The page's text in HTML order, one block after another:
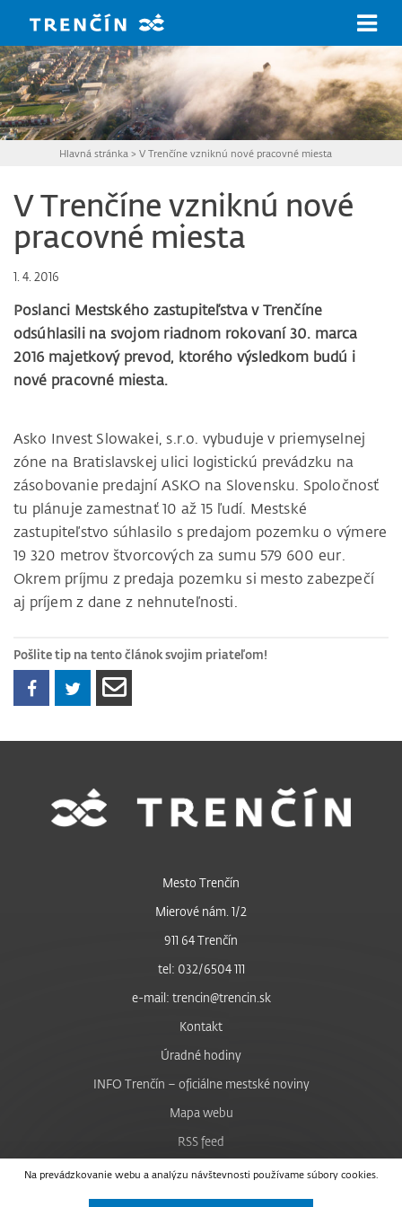
Hlavná stránka >V Trenčíne vzniknú nové pracovné miesta
V Trenčíne vzniknú nové
pracovné miesta
1. 4. 2016
Poslanci Mestského zastupiteľstva v Trenčíne
odsúhlasili na svojom riadnom rokovaní 30. marca
2016 majetkový prevod, ktorého výsledkom budú i
nové pracovné miesta.
Asko Invest Slowakei, s.r.o. vybuduje v priemyselnej
zóne na Bratislavskej ulici logistickú prevádzku na
zásobovanie predajní ASKO na Slovensku. Spoločnosť
tu plánuje zamestnať 10 až 15 ľudí. Mestské
zastupiteľstvo súhlasilo s predajom pozemku o výmere
19 320 metrov štvorcových za sumu 579 600 eur.
Okrem príjmu z predaja pozemku si mesto zabezpečí
aj príjem z dane z nehnuteľnosti.
Pošlite tip na tento článok svojim priateľom!
Na prevádzkovanie webu a analýzu návštevnosti používame súbory cookies.
Mesto Trenčín
Mierové nám. 1/2
911 64 Trenčín
tel: 032/6504 111
e-mail: trencin@trencin.sk
Kontakt
Úradné hodiny
INFO Trenčín – oficiálne mestské noviny
Mapa webu
RSS feed
Nastavenie cookies
Facebook